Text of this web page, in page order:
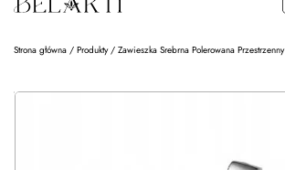
Strona główna / Produkty/ Zawieszka Srebrna Polerowana Przestrzenny